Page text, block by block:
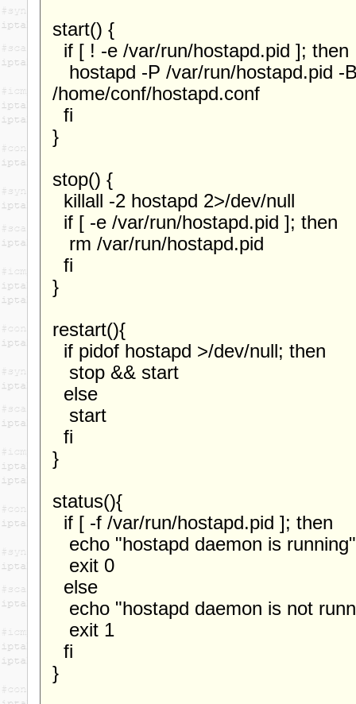
start() {
if [ ! -e /var/run/hostapd.pid ]; then
hostapd -P /var/run/hostapd.pid -
/home/conf/hostapd.conf
fi
}
stop() {
killall -2 hostapd 2>/dev/null
if [ -e /var/run/hostapd.pid ]; then
rm /var/run/hostapd.pid
fi
}
restart(){
if pidof hostapd >/dev/null; then
stop && start
else
start
fi
}
status(){
if [ -f /var/run/hostapd.pid ]; then
echo "hostapd daemon is running"
exit 0
else
echo "hostapd daemon is not
exit 1
fi
}